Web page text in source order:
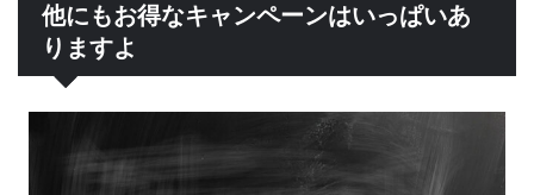
他にもお得なキャンペーンはいっぱいあ
りますよ